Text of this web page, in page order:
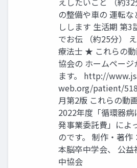
の整備や車の 運転
しします 生活期 第
でお伝 （約25分）
療法士 ★ これらの
協会の ホームペー
ます。 http://
web.org/patient/
月第2版 これらの動
2022年度「循環器
発事業委託費」によ
のです。 制作・著作
本脳卒中学会、 公
中協会